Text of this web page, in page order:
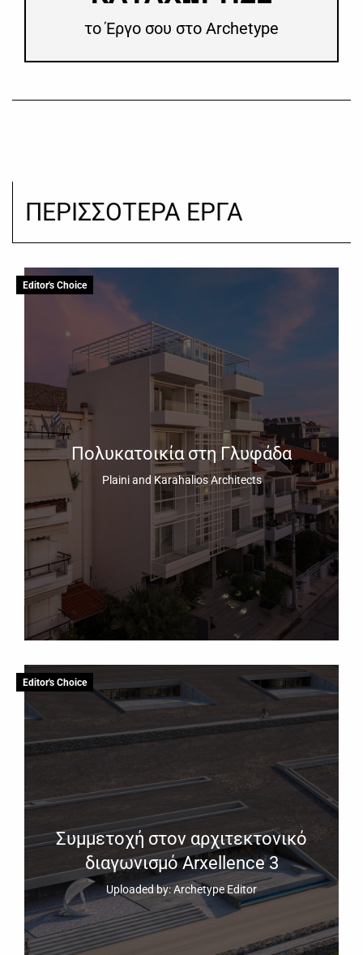
το Έργο σου στο Archetype
ΠΕΡΙΣΣΟΤΕΡΑ ΕΡΓΑ
Editor's Choice
Πολυκατοικία στη Γλυφάδα
Plaini and Karahalios Architects
Editor's Choice
Συμμετοχή στον αρχιτεκτονικό
διαγωνισμό Arxellence 3
Uploaded by: Archetype Editor